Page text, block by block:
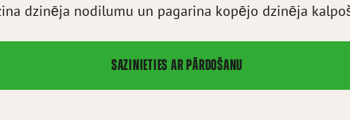
dzinēja nodilumu un pagarina kopējo dzinēja
SAZINIETIES AR PĀRDOŠANU